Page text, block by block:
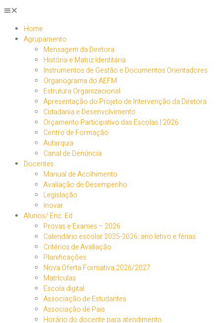
Home
Agrupamento
Mensagem da Diretora
História e Matriz Identitária
Instrumentos de Gestão e Documentos Orientadores
Organograma do AEFM
Estrutura Organizacional
Apresentação do Projeto de Intervenção da Diretora
Cidadania e Desenvolvimento
Orçamento Participativo das Escolas | 2026
Centro de Formação
Autarquia
Canal de Denúncia
Docentes
Manual de Acolhimento
Avaliação de Desempenho
Legislação
Inovar
Alunos/ Enc. Ed
Provas e Exames – 2026
Calendário escolar 2025-2026: ano letivo e férias
Critérios de Avaliação
Planificações
Nova Oferta Formativa 2026/2027
Matrículas
Escola digital
Associação de Estudantes
Associação de Pais
Horário do docente para atendimento